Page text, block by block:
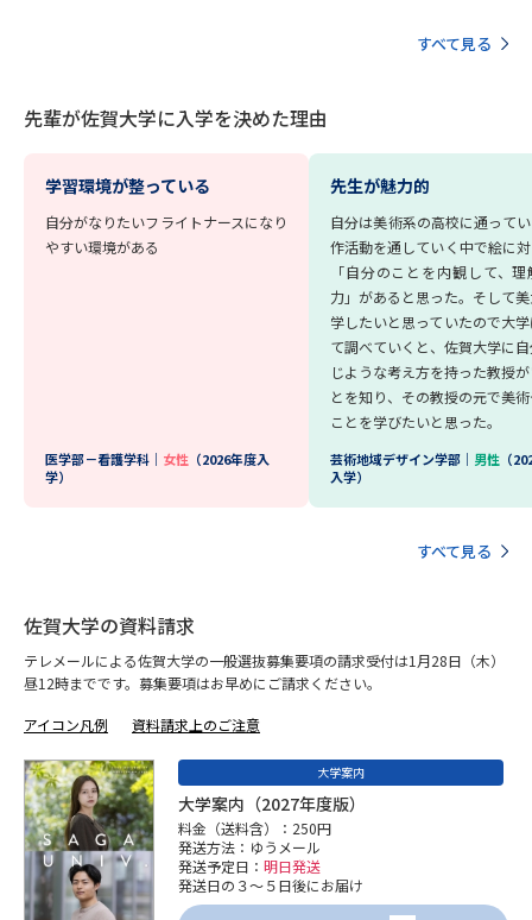
学問検索
学問分野解説
学問の教科書 夢ナビライブ
お支払いについて
受付内容・発送状況の確認
お支払いサイト
特定商取引表記
テレメール進学カタログ
訂正のご案内
すべて見る
先輩が佐賀大学に入学を決めた理由
学習環境が整っている
自分がなりたいフライトナースになり
やすい環境がある
医学部－看護学科｜ 女性 （2026年度入
学）
先生が魅力的
自分は美術系の高校に通って
作活動を通していく中で絵に
「自分のことを内観して、
力」があると思った。そして
学したいと思っていたので大
て調べていくと、佐賀大学に
じような考え方を持った教授
とを知り、その教授の元で美
ことを学びたいと思った。
芸術地域デザイン学部｜ 男性 （
入学）
すべて見る
佐賀大学の資料請求
テレメールによる佐賀大学の一般選抜募集要項の請求受付は1月28日（木）
昼12時までです。募集要項はお早めにご請求ください。
アイコン凡例 資料請求上のご注意
大学案内
大学案内（2027年度版）
料金（送料含）：250円
発送方法：ゆうメール
発送予定日： 明日発送
発送日の３～５日後にお届け